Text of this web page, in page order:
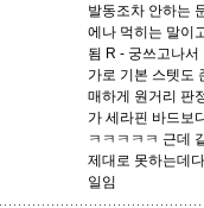
세주아니 세트
신 짜오 신드
아크샨
발동조차 안하는
에나 먹히는 말이
됨 R - 궁쓰고나
가로 기본 스텟도
매하게 원거리 판
가 세라핀 바드보
ㅋㅋㅋㅋㅋ 근데
제대로 못하는데
일임